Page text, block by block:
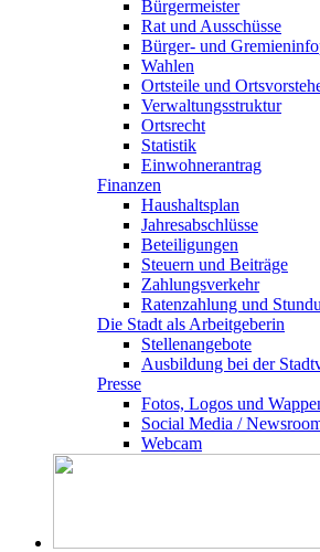
Bürgermeister
Rat und Ausschüsse
Bürger- und
Wahlen
Ortsteile und
Verwaltungsstruktur
Ortsrecht
Statistik
Einwohnerantrag
Finanzen
Haushaltsplan
Jahresabschlüsse
Beteiligungen
Steuern und Beiträge
Zahlungsverkehr
Ratenzahlung und
Die Stadt als Arbeitgeberin
Stellenangebote
Ausbildung bei der
Presse
Fotos, Logos und
Social Media /
Webcam